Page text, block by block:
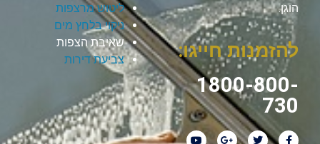
הוגן.
להזמנות חייגו:
1800-800-
730
ליטוש מרצפות
ניקוי בלחץ מים
שאיבת הצפות
צביעת דירות